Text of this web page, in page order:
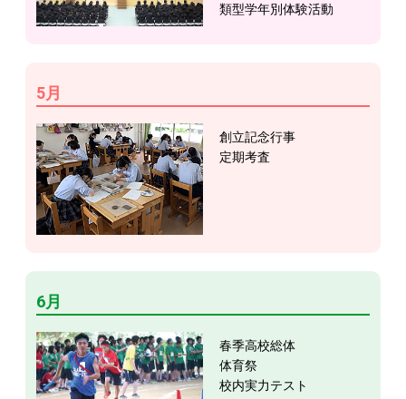
類型学年別体験活動
5月
創立記念行事
定期考査
6月
春季高校総体
体育祭
校内実力テスト